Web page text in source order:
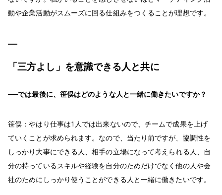
動や企業活動がスムーズに回る仕組みをつくることが理想です。
「三方よし」を意識できる人と共に
──では最後に、笹俣はどのような人と一緒に働きたいですか？
笹俣：やはり仕事は1人では出来ないので、チームで成果を上げ
ていくことが求められます。なので、当たり前ですが、協調性を
しっかり大事にできる人、相手の立場になって考えられる人、自
分の持っているスキルや経験を自分のためだけでなく他の人や会
社のためにしっかり使うことができる人と一緒に働きたいです。